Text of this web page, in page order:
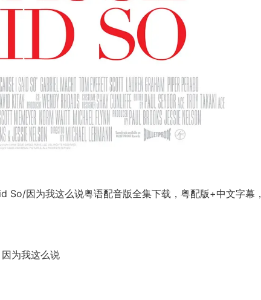
So/因为我这么说粤语配音版全集下载，粤配版+中文字幕
为我这么说